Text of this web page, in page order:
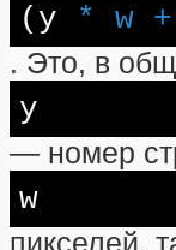
(y * w
. Это, в
y
— номер
w
пикселей,